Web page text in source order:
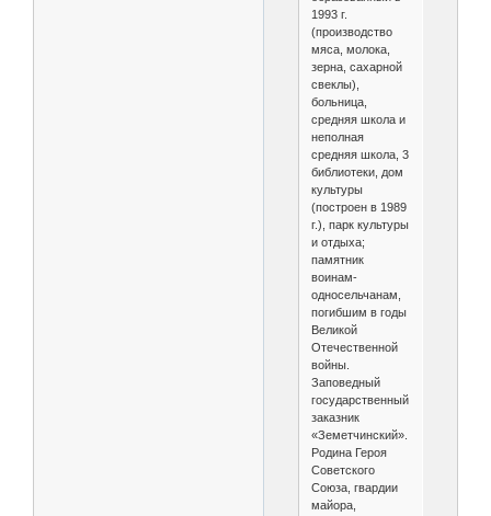
1993 г.
(производство
мяса, молока,
зерна, сахарной
свеклы),
больница,
средняя школа и
неполная
средняя школа, 3
библиотеки, дом
культуры
(построен в 1989
г.), парк культуры
и отдыха;
памятник
воинам-
односельчанам,
погибшим в годы
Великой
Отечественной
войны.
Заповедный
государственный
заказник
«Земетчинский».
Родина Героя
Советского
Союза, гвардии
майора,